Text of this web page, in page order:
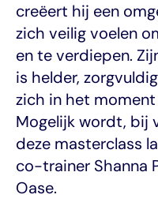
creëert hij een
zich veilig voelen
en te verdiepen.
is helder,
zich in het
Mogelijk wordt, bij
deze masterclass
co-trainer Shanna
Oase.